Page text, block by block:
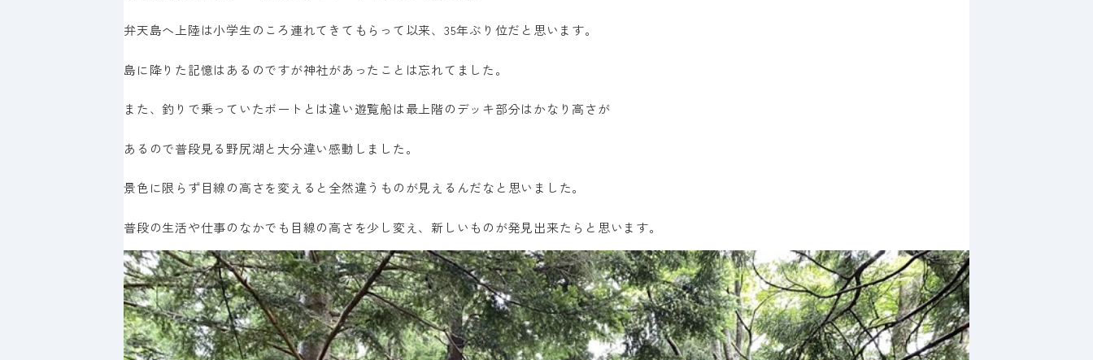
弁天島へ上陸は小学生のころ連れてきてもらって以来、35年ぶり位だと思います。
島に降りた記憶はあるのですが神社があったことは忘れてました。
また、釣りで乗っていたボートとは違い遊覧船は最上階のデッキ部分はかなり高さが
あるので普段見る野尻湖と大分違い感動しました。
景色に限らず目線の高さを変えると全然違うものが見えるんだなと思いました。
普段の生活や仕事のなかでも目線の高さを少し変え、新しいものが発見出来たらと思います。